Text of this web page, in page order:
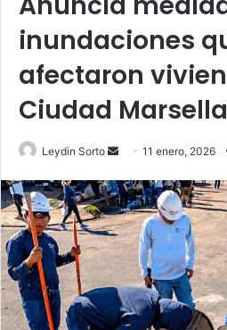
inundaciones
afectaron
Ciudad Marsella
Leydin Sorto
Send
email
11 enero, 2026